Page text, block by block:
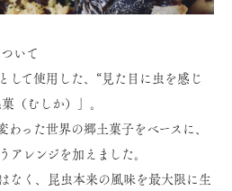
いて
して使用した、“見た目に虫を感じ
（むしか）」。
った世界の郷土菓子をベースに、
レンジを加えました。
なく、昆虫本来の風味を最大限に生